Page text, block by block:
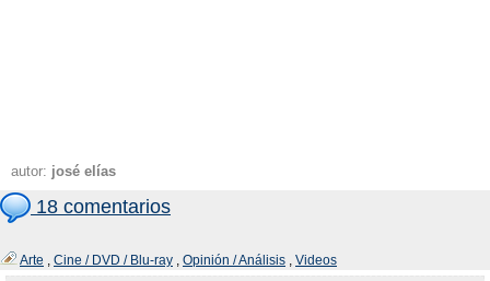
autor: josé elías
18 comentarios
Arte , Cine / DVD / Blu-ray , Opinión / Análisis , Videos